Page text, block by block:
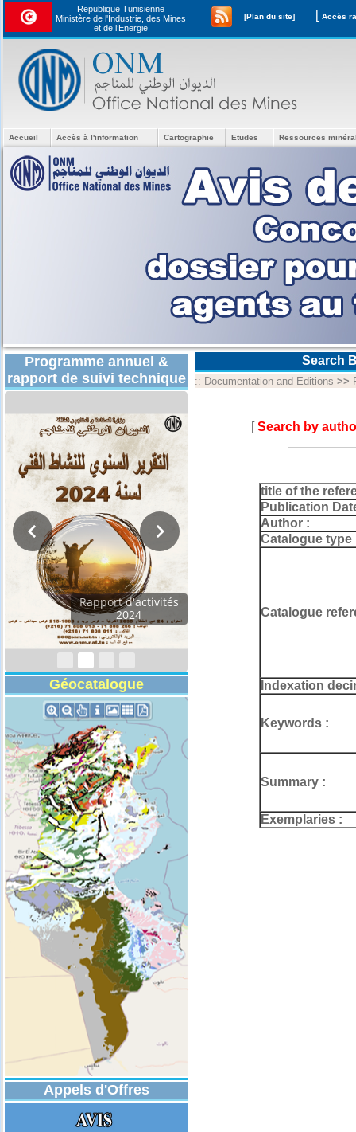
Republique Tunisienne
Ministère de l'Industrie, des Mines
et de l’Energie
[Plan du site] [
Accueil Accès à l'information Cartographie Etudes Ressources
Programme annuel &
rapport de suivi technique
Rapport d'activités
2024
Géocatalogue
Appels d'Offres
Search
:: Documentation and Editions >>
[Search by
title of the
Publication
Author :
Catalogue type
Catalogue
Indexation
Keywords :
Summary :
Exemplaries :